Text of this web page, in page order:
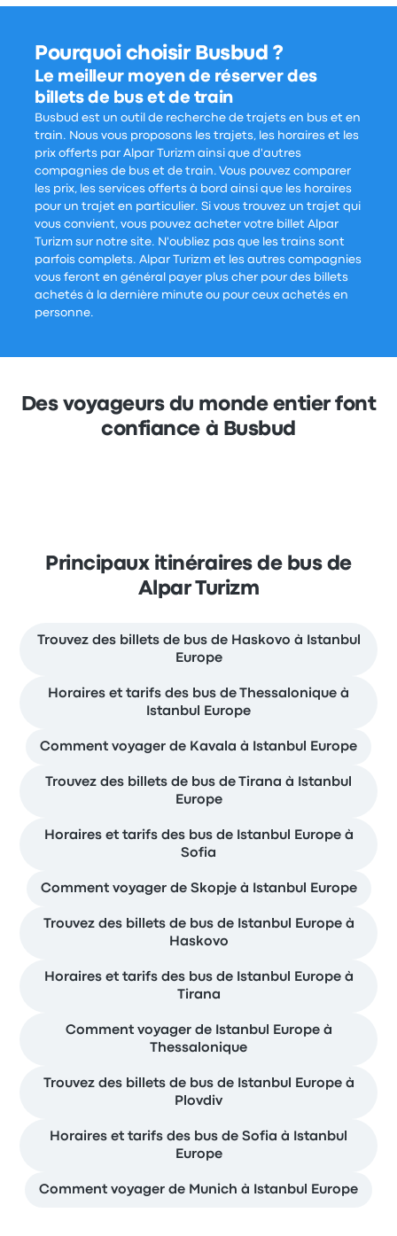
Pourquoi choisir Busbud ?
Le meilleur moyen de réserver des
billets de bus et de train
Busbud est un outil de recherche de trajets en bus et en
train. Nous vous proposons les trajets, les horaires et les
prix offerts par Alpar Turizm ainsi que d'autres
compagnies de bus et de train. Vous pouvez comparer
les prix, les services offerts à bord ainsi que les horaires
pour un trajet en particulier. Si vous trouvez un trajet qui
vous convient, vous pouvez acheter votre billet Alpar
Turizm sur notre site. N'oubliez pas que les trains sont
parfois complets. Alpar Turizm et les autres compagnies
vous feront en général payer plus cher pour des billets
achetés à la dernière minute ou pour ceux achetés en
personne.
Des voyageurs du monde entier font
confiance à Busbud
Principaux itinéraires de bus de
Alpar Turizm
Trouvez des billets de bus de Haskovo à Istanbul
Europe
Horaires et tarifs des bus de Thessalonique à
Istanbul Europe
Comment voyager de Kavala à Istanbul Europe
Trouvez des billets de bus de Tirana à Istanbul
Europe
Horaires et tarifs des bus de Istanbul Europe à
Sofia
Comment voyager de Skopje à Istanbul Europe
Trouvez des billets de bus de Istanbul Europe à
Haskovo
Horaires et tarifs des bus de Istanbul Europe à
Tirana
Comment voyager de Istanbul Europe à
Thessalonique
Trouvez des billets de bus de Istanbul Europe à
Plovdiv
Horaires et tarifs des bus de Sofia à Istanbul
Europe
Comment voyager de Munich à Istanbul Europe